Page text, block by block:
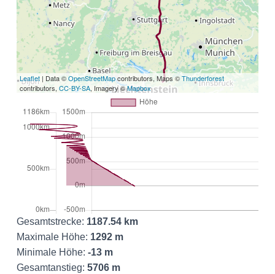
Leaflet | Data ©OpenStreetMapcontributors, Maps ©Thunderforest
contributors, CC-BY-SA, Imagery ©Mapbox
Gesamtstrecke: 1187.54 km
Maximale Höhe: 1292 m
Minimale Höhe: -13 m
Gesamtanstieg: 5706 m